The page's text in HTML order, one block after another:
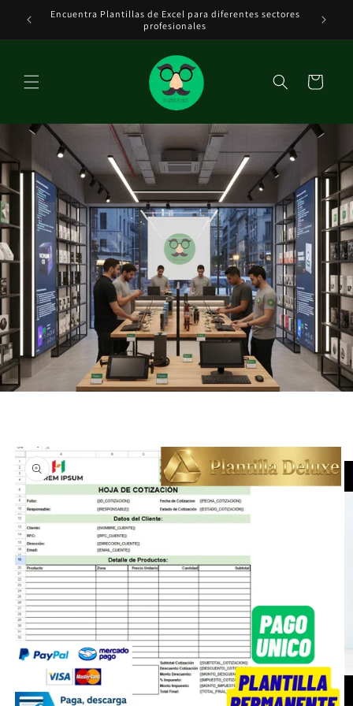
directamenteEncuentra Plantillas de Excel para diferentes sectores
profesionales
Carrito
información
del producto